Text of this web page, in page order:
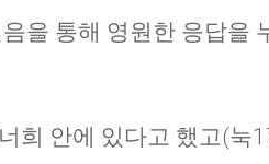
을 통해 영원한 응답을
희 안에 있다고 했고(눅